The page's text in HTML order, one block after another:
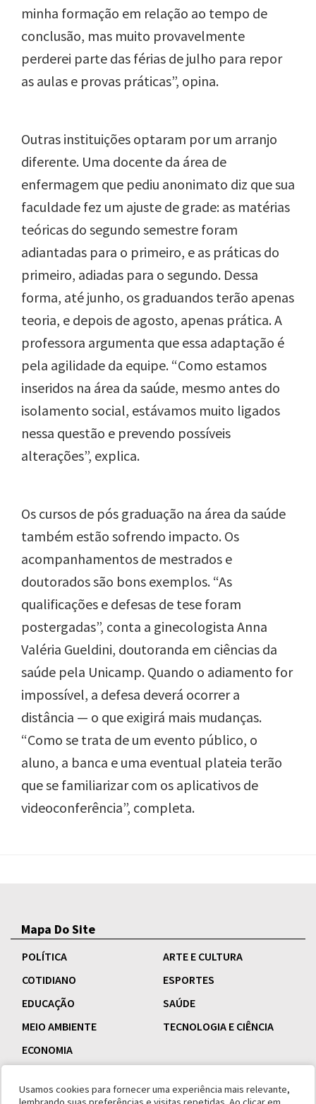
minha formação em relação ao tempo de
conclusão, mas muito provavelmente
perderei parte das férias de julho para repor
as aulas e provas práticas”, opina.
Outras instituições optaram por um arranjo
diferente. Uma docente da área de
enfermagem que pediu anonimato diz que sua
faculdade fez um ajuste de grade: as matérias
teóricas do segundo semestre foram
adiantadas para o primeiro, e as práticas do
primeiro, adiadas para o segundo. Dessa
forma, até junho, os graduandos terão apenas
teoria, e depois de agosto, apenas prática. A
professora argumenta que essa adaptação é
pela agilidade da equipe. “Como estamos
inseridos na área da saúde, mesmo antes do
isolamento social, estávamos muito ligados
nessa questão e prevendo possíveis
alterações”, explica.
Os cursos de pós graduação na área da saúde
também estão sofrendo impacto. Os
acompanhamentos de mestrados e
doutorados são bons exemplos. “As
qualificações e defesas de tese foram
postergadas”, conta a ginecologista Anna
Valéria Gueldini, doutoranda em ciências da
saúde pela Unicamp. Quando o adiamento for
impossível, a defesa deverá ocorrer a
distância — o que exigirá mais mudanças.
“Como se trata de um evento público, o
aluno, a banca e uma eventual plateia terão
que se familiarizar com os aplicativos de
videoconferência”, completa.
Mapa Do Site
POLÍTICA
ARTE E CULTURA
COTIDIANO
ESPORTES
EDUCAÇÃO
SAÚDE
MEIO AMBIENTE
TECNOLOGIA E CIÊNCIA
ECONOMIA
Usamos cookies para fornecer uma experiência mais relevante,